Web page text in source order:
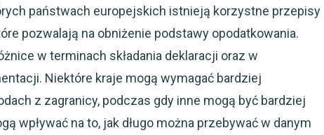
państwach europejskich istnieją korzystne przepisy
pozwalają na obniżenie podstawy opodatkowania.
w terminach składania deklaracji oraz w
Niektóre kraje mogą wymagać bardziej
z zagranicy, podczas gdy inne mogą być bardziej
wpływać na to, jak długo można przebywać w danym